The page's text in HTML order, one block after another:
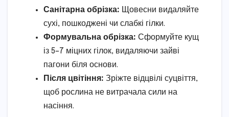
Санітарна обрізка: Щовесни видаляйте
сухі, пошкоджені чи слабкі гілки.
Формувальна обрізка: Сформуйте кущ
із 5–7 міцних гілок, видаляючи зайві
пагони біля основи.
Після цвітіння: Зріжте відцвілі суцвіття,
щоб рослина не витрачала сили на
насіння.